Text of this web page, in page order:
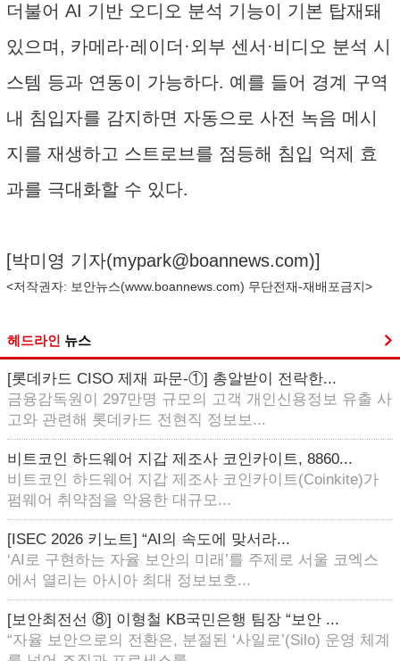
더불어 AI 기반 오디오 분석 기능이 기본 탑재돼
있으며, 카메라·레이더·외부 센서·비디오 분석 시
스템 등과 연동이 가능하다. 예를 들어 경계 구역
내 침입자를 감지하면 자동으로 사전 녹음 메시
지를 재생하고 스트로브를 점등해 침입 억제 효
과를 극대화할 수 있다.
[박미영 기자(mypark@boannews.com)]
<저작권자: 보안뉴스(www.boannews.com) 무단전재-재배포금지>
헤드라인 뉴스
[롯데카드 CISO 제재 파문-①] 총알받이 전락한...
금융감독원이 297만명 규모의 고객 개인신용정보 유출 사
고와 관련해 롯데카드 전현직 정보보...
비트코인 하드웨어 지갑 제조사 코인카이트, 8860...
비트코인 하드웨어 지갑 제조사 코인카이트(Coinkite)가
펌웨어 취약점을 악용한 대규모...
[ISEC 2026 키노트] “AI의 속도에 맞서라...
‘AI로 구현하는 자율 보안의 미래’를 주제로 서울 코엑스
에서 열리는 아시아 최대 정보보호...
[보안최전선 ⑧] 이형철 KB국민은행 팀장 “보안 ...
“자율 보안으로의 전환은, 분절된 ‘사일로’(Silo) 운영 체계